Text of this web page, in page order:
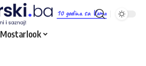
10 godina sa Vama
Mostarlook